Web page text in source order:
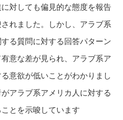
対しても偏見的な態度を報告
れました。しかし、アラブ系
る質問に対する回答パターン
意な差が見られ、アラブ系ア
意欲が低いことがわかりまし
アラブ系アメリカ人に対する
とを示唆しています